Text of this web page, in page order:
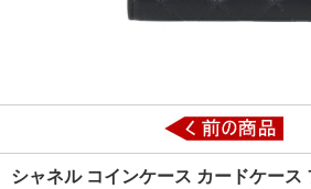
シャネル コインケース カードケース